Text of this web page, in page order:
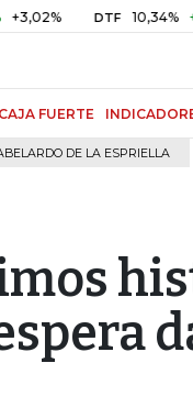
DTF 10,34% +0,10%
CAJA FUERTE
DE LA ESPRIELLA